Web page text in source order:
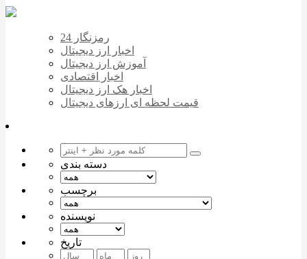
رمزنگار 24
اخبار ارز دیجیتال
آموزش ارز دیجیتال
اخبار اقتصادی
اخبار هک ارز دیجیتال
قیمت لحظه ای ارزهای دیجیتال
دسته بندی
برچسب
نویسنده
تاریخ